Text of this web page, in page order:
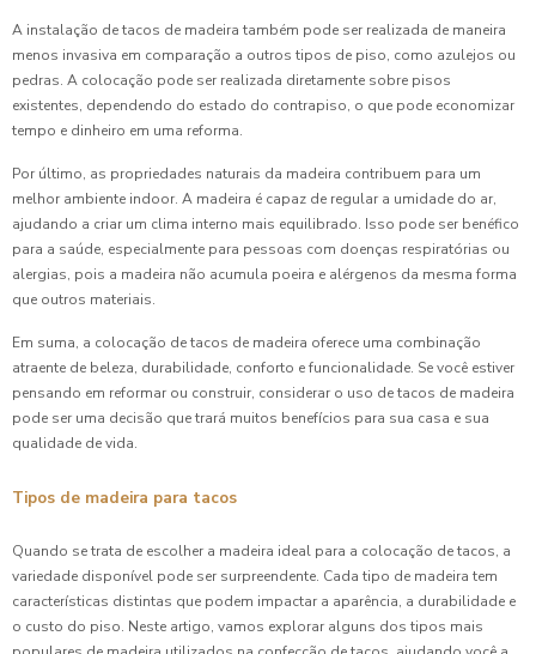
A instalação de tacos de madeira também pode ser realizada de maneira
menos invasiva em comparação a outros tipos de piso, como azulejos ou
pedras. A colocação pode ser realizada diretamente sobre pisos
existentes, dependendo do estado do contrapiso, o que pode economizar
tempo e dinheiro em uma reforma.
Por último, as propriedades naturais da madeira contribuem para um
melhor ambiente indoor. A madeira é capaz de regular a umidade do ar,
ajudando a criar um clima interno mais equilibrado. Isso pode ser benéfico
para a saúde, especialmente para pessoas com doenças respiratórias ou
alergias, pois a madeira não acumula poeira e alérgenos da mesma forma
que outros materiais.
Em suma, a colocação de tacos de madeira oferece uma combinação
atraente de beleza, durabilidade, conforto e funcionalidade. Se você estiver
pensando em reformar ou construir, considerar o uso de tacos de madeira
pode ser uma decisão que trará muitos benefícios para sua casa e sua
qualidade de vida.
Tipos de madeira para tacos
Quando se trata de escolher a madeira ideal para a colocação de tacos, a
variedade disponível pode ser surpreendente. Cada tipo de madeira tem
características distintas que podem impactar a aparência, a durabilidade e
o custo do piso. Neste artigo, vamos explorar alguns dos tipos mais